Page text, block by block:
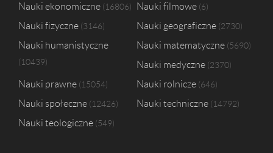
Nauki ekonomiczne 16806 Nauki filmowe 6
Nauki fizyczne 3146 Nauki geograficzne 2730
Nauki humanistyczne
10439
Nauki matematyczne 5690
Nauki medyczne 2370
Nauki prawne 15054 Nauki rolnicze 646
Nauki społeczne 12426 Nauki techniczne 14792
Nauki teologiczne 549